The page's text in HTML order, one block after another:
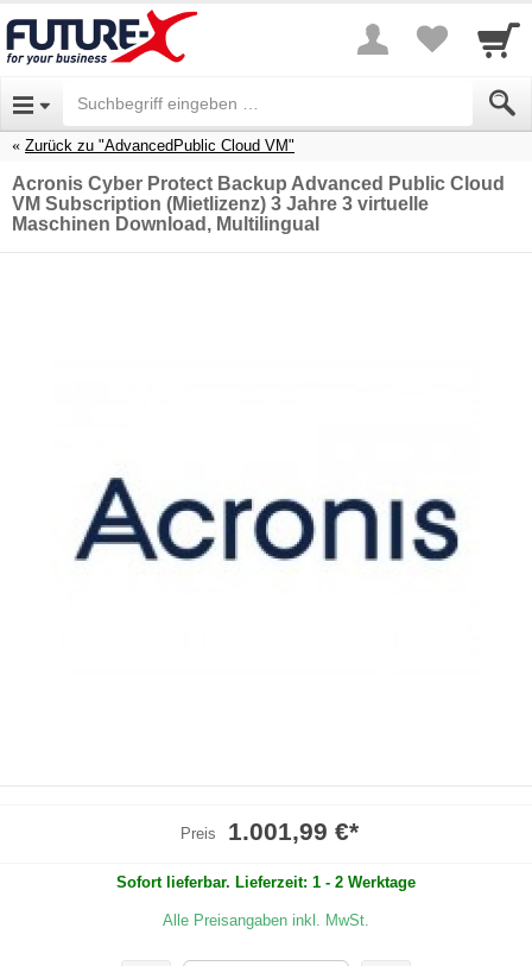
Zurück zu "AdvancedPublic Cloud VM"
Acronis Cyber Protect Backup Advanced Public Cloud
VM Subscription (Mietlizenz) 3 Jahre 3 virtuelle
Maschinen Download, Multilingual
Preis 1.001,99 €*
Sofort lieferbar. Lieferzeit: 1 - 2 Werktage
Alle Preisangaben inkl. MwSt.